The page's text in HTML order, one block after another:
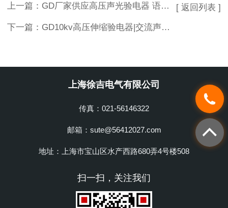
上一篇： GD厂家供应高压声光验电器 语音报警高压验电器
下一篇： GD10kv高压伸缩验电器|交流声光伸缩验电器|高压验电器
[ 返回列表 ]
上海徐吉电气有限公司
传真：021-56146322
邮箱：sute@56412027.com
地址：上海市宝山区水产西路680弄4号楼508
扫一扫，关注我们